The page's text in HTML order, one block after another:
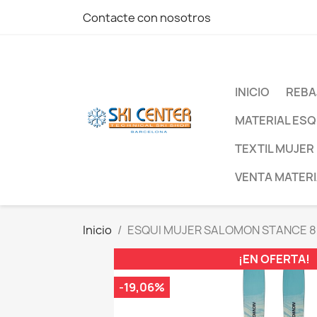
Contacte con nosotros
INICIO
MATERIAL
TEXTIL MUJER
VENTA
Inicio
ESQUI MUJER SALOMON STANCE
¡EN OFERTA!
-19,06%